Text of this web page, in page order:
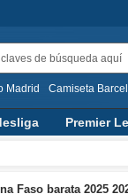
Madrid Camiseta
Premier
Faso barata 2025